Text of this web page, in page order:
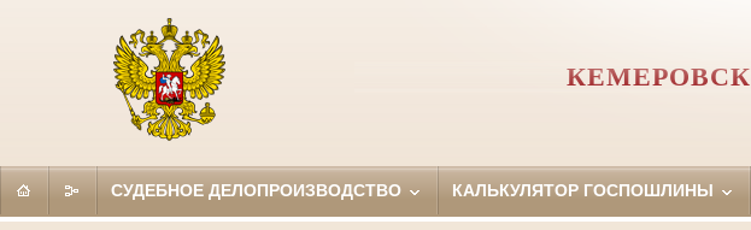
СУДЕБНОЕ ДЕЛОПРОИЗВОДСТВО КАЛЬКУЛЯТОР ГОСПОШЛИНЫ